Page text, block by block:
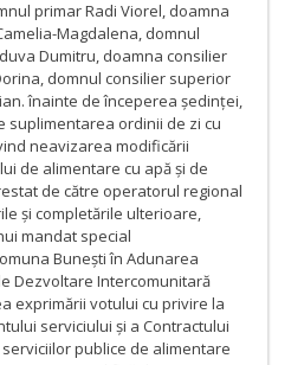
primar Radi Viorel, doamna
Magdalena, domnul
Dumitru, doamna consilier
domnul consilier superior
înainte de începerea ședinței,
suplimentarea ordinii de zi cu
neavizarea modificării
de alimentare cu apă și de
de către operatorul regional
și completările ulterioare,
mandat special
Bunești în Adunarea
Dezvoltare Intercomunitară
exprimării votului cu privire la
serviciului și a Contractului
publice de alimentare